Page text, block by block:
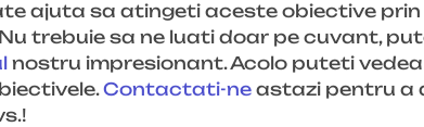
ajuta sa atingeti aceste obiective
trebuie sa ne luati doar pe cuvant,
nostru impresionant. Acolo puteti
Contactati-ne astazi pentru a